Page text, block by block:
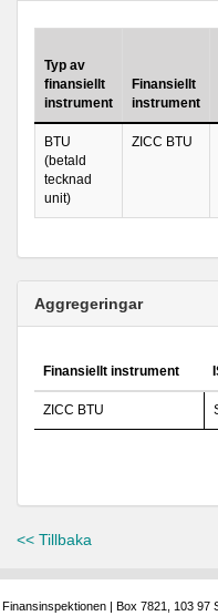
Typ av
finansiellt
instrument
Finansiellt
instrument
BTU
(betald
tecknad
unit)
ZICC BTU
Aggregeringar
Finansiellt instrument
ZICC BTU
<< Tillbaka
Finansinspektionen | Box 7821, 103 97